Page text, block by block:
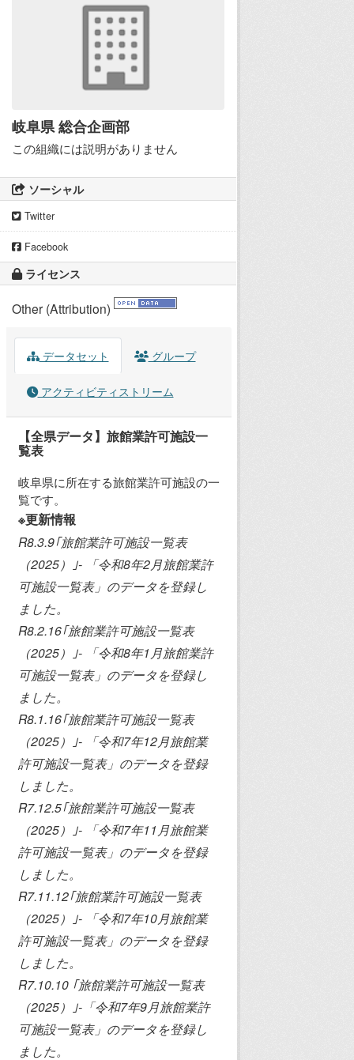
岐阜県 総合企画部
この組織には説明がありません
ソーシャル
Twitter
Facebook
ライセンス
Other (Attribution)
データセット グループ
アクティビティストリーム
【全県データ】旅館業許可施設一
覧表
岐阜県に所在する旅館業許可施設の一
覧です。
※更新情報
R8.3.9｢旅館業許可施設一覧表
（2025）｣- 「令和8年2月旅館業許
可施設一覧表」のデータを登録し
ました。
R8.2.16｢旅館業許可施設一覧表
（2025）｣- 「令和8年1月旅館業許
可施設一覧表」のデータを登録し
ました。
R8.1.16｢旅館業許可施設一覧表
（2025）｣- 「令和7年12月旅館業
許可施設一覧表」のデータを登録
しました。
R7.12.5｢旅館業許可施設一覧表
（2025）｣- 「令和7年11月旅館業
許可施設一覧表」のデータを登録
しました。
R7.11.12｢旅館業許可施設一覧表
（2025）｣- 「令和7年10月旅館業
許可施設一覧表」のデータを登録
しました。
R7.10.10 ｢旅館業許可施設一覧表
（2025）｣-「令和7年9月旅館業許
可施設一覧表」のデータを登録し
ました。